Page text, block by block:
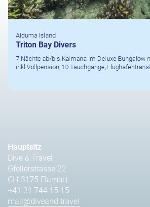
Aiduma Island
Triton Bay Divers
7 Nächte ab/bis Kaimana im Deluxe Bungalow
inkl.Vollpension, 10 Tauchgänge,
Hauptsitz
Dive & Travel
Gfellerstrasse 22
CH-3175 Flamatt
+41 31 744 15 15
mail@diveand.travel